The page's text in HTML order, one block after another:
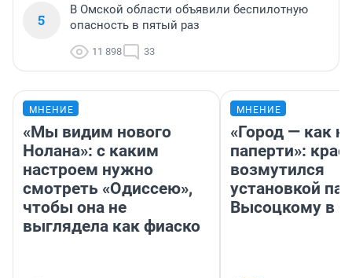
5
В Омской области объявили беспилотную
опасность в пятый раз
11 898 33
МНЕНИЕ
«Мы видим нового
Нолана»: с каким
настроем нужно
смотреть «Одиссею»,
чтобы она не
выглядела как фиаско
МНЕНИЕ
«Город — как
паперти»:
возмутился
установкой
Высоцкому в